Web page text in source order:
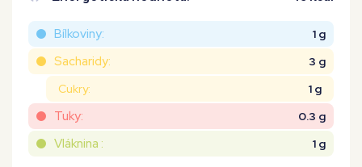
Bílkoviny: 1 g
Sacharidy:
3 g
Cukry:
1 g
Tuky: 0.3 g
Vláknina : 1 g